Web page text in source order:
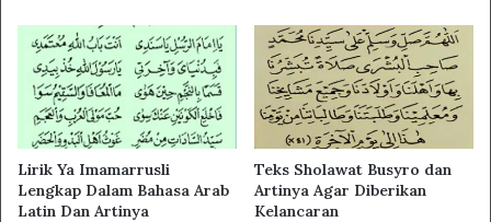
Lirik Ya Imamarrusli
Lengkap Dalam Bahasa Arab
Latin Dan Artinya
Teks Sholawat Busyro dan
Artinya Agar Diberikan
Kelancaran